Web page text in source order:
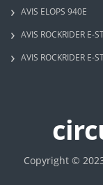
AVIS ELOPS 940E
AVIS ROCKRIDER E-
AVIS ROCKRIDER E-
Copyright ©